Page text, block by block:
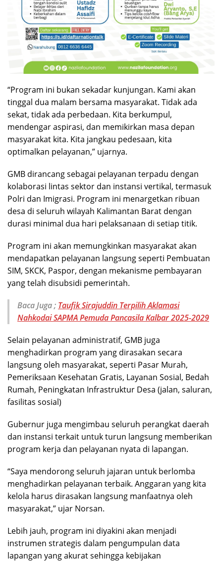
“Program ini bukan sekadar kunjungan. Kami akan
tinggal dua malam bersama masyarakat. Tidak ada
sekat, tidak ada perbedaan. Kita berkumpul,
mendengar aspirasi, dan memikirkan masa depan
masyarakat kita. Kita jangkau pedesaan, kita
optimalkan pelayanan,” ujarnya.
GMB dirancang sebagai pelayanan terpadu dengan
kolaborasi lintas sektor dan instansi vertikal, termasuk
Polri dan Imigrasi. Program ini menargetkan ribuan
desa di seluruh wilayah Kalimantan Barat dengan
durasi minimal dua hari pelaksanaan di setiap titik.
Program ini akan memungkinkan masyarakat akan
mendapatkan pelayanan langsung seperti Pembuatan
SIM, SKCK, Paspor, dengan mekanisme pembayaran
yang telah disubsidi pemerintah.
Baca Juga ; Taufik Sirajuddin Terpilih Aklamasi
Nahkodai SAPMA Pemuda Pancasila Kalbar 2025-2029
Selain pelayanan administratif, GMB juga
menghadirkan program yang dirasakan secara
langsung oleh masyarakat, seperti Pasar Murah,
Pemeriksaan Kesehatan Gratis, Layanan Sosial, Bedah
Rumah, Peningkatan Infrastruktur Desa (jalan, saluran,
fasilitas sosial)
Gubernur juga mengimbau seluruh perangkat daerah
dan instansi terkait untuk turun langsung memberikan
program kerja dan pelayanan nyata di lapangan.
“Saya mendorong seluruh jajaran untuk berlomba
menghadirkan pelayanan terbaik. Anggaran yang kita
kelola harus dirasakan langsung manfaatnya oleh
masyarakat,” ujar Norsan.
Lebih jauh, program ini diyakini akan menjadi
instrumen strategis dalam pengumpulan data
lapangan yang akurat sehingga kebijakan